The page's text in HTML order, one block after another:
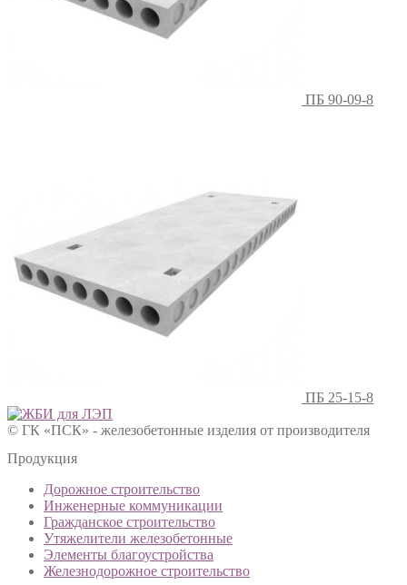
ПБ 90-09-8
ПБ 25-15-8
© ГК «ПСК» - железобетонные изделия от производителя
Продукция
Дорожное строительство
Инженерные коммуникации
Гражданское строительство
Утяжелители железобетонные
Элементы благоустройства
Железнодорожное строительство